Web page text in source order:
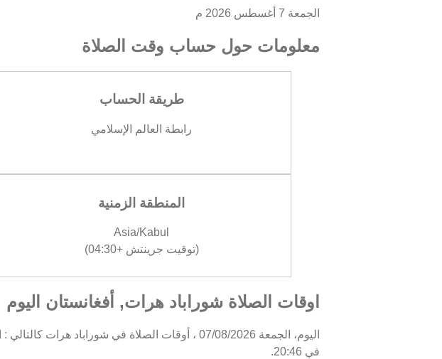
الجمعة 7 أغسطس 2026 م
معلومات حول حساب وقت الصلاة
طريقة الحساب
رابطة العالم الإسلامي
المنطقة الزمنية
Asia/Kabul
(توقيت جرينتش +04:30)
اوقات الصلاة شوراباد هرات, أفغانستان اليوم
في 20:46.